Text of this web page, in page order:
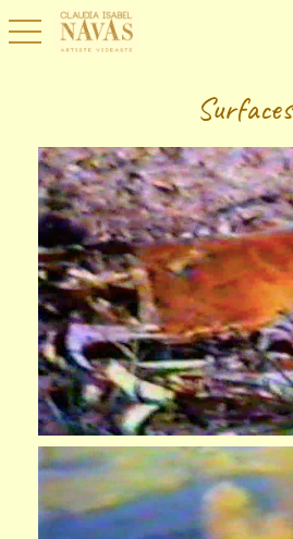
toggle navigation
Surfaces